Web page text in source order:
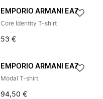
EMPORIO ARMANI EA7
Core Identity T-shirt
53 €
EMPORIO ARMANI EA7
Modal T-shirt
94,50 €